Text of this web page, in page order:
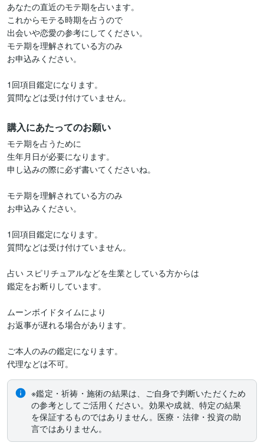
あなたの直近のモテ期を占います。
これからモテる時期を占うので
出会いや恋愛の参考にしてください。
モテ期を理解されている方のみ
お申込みください。
1回項目鑑定になります。
購入にあたってのお願い
モテ期を占うために
生年月日が必要になります。
申し込みの際に必ず書いてくださいね。
モテ期を理解されている方のみ
お申込みください。
1回項目鑑定になります。
質問などは受け付けていません。
占い スピリチュアルなどを生業としている方からは
鑑定をお断りしています。
ムーンボイドタイムにより
お返事が遅れる場合があります。
ご本人のみの鑑定になります。
代理などは不可。
※鑑定・祈祷・施術の結果は、ご自身で判断いただくため
の参考としてご活用ください。効果や成就、特定の結果
を保証するものではありません。医療・法律・投資の助
言ではありません。